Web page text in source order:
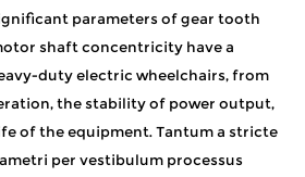
parameters of gear tooth
shaft concentricity have a
duty electric wheelchairs, from
the stability of power output,
of the equipment. Tantum a stricte
per vestibulum processus